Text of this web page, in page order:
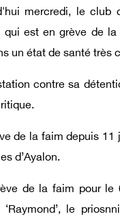
mercredi, le club
est en grève de
un état de santé très
contre sa
de la faim depuis
d’Ayalon.
de la faim pour le
le